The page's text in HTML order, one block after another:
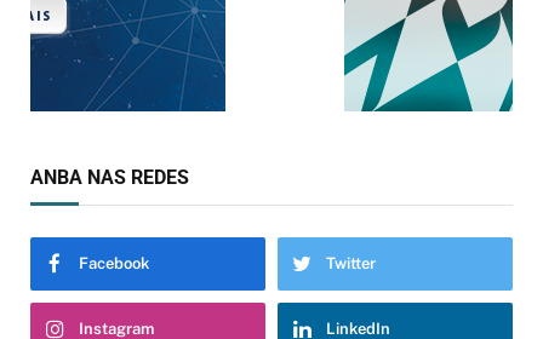
ANBA NAS REDES
Facebook Twitter
Instagram LinkedIn